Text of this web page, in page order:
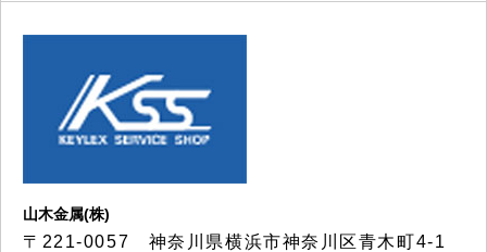
山木金属(株)
〒221-0057 神奈川県横浜市神奈川区青木町4-1